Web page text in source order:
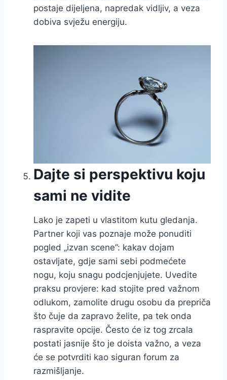
postaje dijeljena, napredak vidljiv, a veza
dobiva svježu energiju.
Dajte si perspektivu koju
sami ne vidite
Lako je zapeti u vlastitom kutu gledanja.
Partner koji vas poznaje može ponuditi
pogled „izvan scene”: kakav dojam
ostavljate, gdje sami sebi podmećete
nogu, koju snagu podcjenjujete. Uvedite
praksu provjere: kad stojite pred važnom
odlukom, zamolite drugu osobu da prepriča
što čuje da zapravo želite, pa tek onda
raspravite opcije. Često će iz tog zrcala
postati jasnije što je doista važno, a veza
će se potvrditi kao siguran forum za
razmišljanje.